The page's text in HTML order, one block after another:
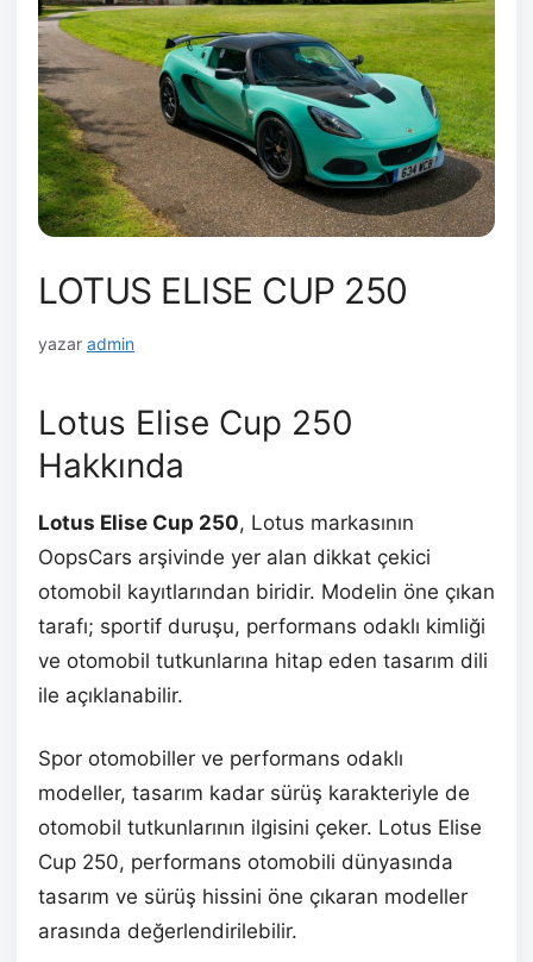
LOTUS ELISE CUP 250
yazar admin
Lotus Elise Cup 250
Hakkında
Lotus Elise Cup 250, Lotus markasının
OopsCars arşivinde yer alan dikkat çekici
otomobil kayıtlarından biridir. Modelin öne çıkan
tarafı; sportif duruşu, performans odaklı kimliği
ve otomobil tutkunlarına hitap eden tasarım dili
ile açıklanabilir.
Spor otomobiller ve performans odaklı
modeller, tasarım kadar sürüş karakteriyle de
otomobil tutkunlarının ilgisini çeker. Lotus Elise
Cup 250, performans otomobili dünyasında
tasarım ve sürüş hissini öne çıkaran modeller
arasında değerlendirilebilir.